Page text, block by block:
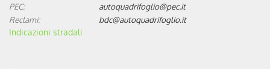
PEC:
autoquadrifoglio@pec.it
Reclami:
bdc@autoquadrifoglio.it
Indicazioni stradali